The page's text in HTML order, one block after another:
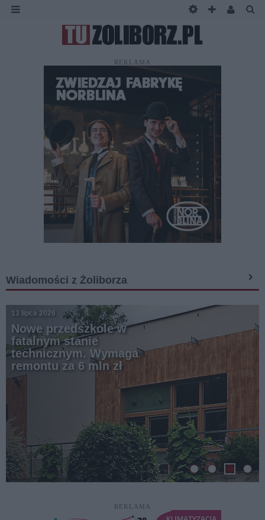
REKLAMA
Wiadomości z Żoliborza
13 lipca 2026
Nowe przedszkole w
fatalnym stanie
technicznym. Wymaga
remontu za 6 mln zł
REKLAMA